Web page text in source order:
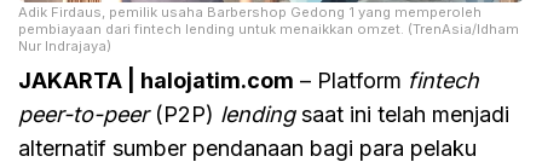
Adik Firdaus, pemilik usaha Barbershop Gedong 1 yang memperoleh
pembiayaan dari fintech lending untuk menaikkan omzet. (TrenAsia/Idham
Nur Indrajaya)
JAKARTA | halojatim.com – Platform fintech
peer-to-peer(P2P) lendingsaat ini telah menjadi
alternatif sumber pendanaan bagi para pelaku